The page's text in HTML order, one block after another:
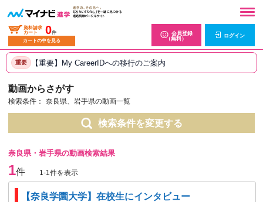
資料請求
カート
0件
カートの中を見る
会員登録
（無料）
ログイン
重要 【重要】My CareerIDへの移行のご案内
動画からさがす
検索条件： 奈良県、岩手県の動画一覧
検索条件を変更する
奈良県・岩手県の動画検索結果
1件 1-1件を表示
【奈良学園大学】在校生にインタビュー